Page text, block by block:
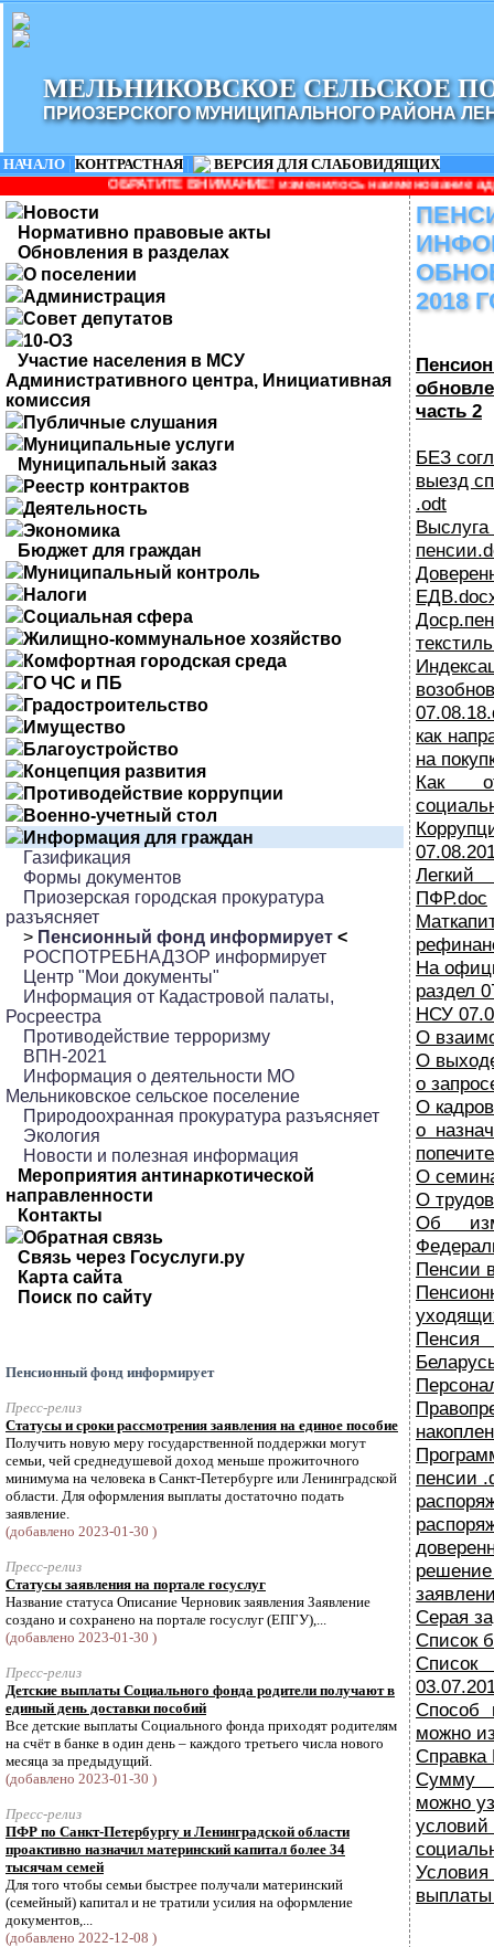
МЕЛЬНИКОВСКОЕ СЕЛЬСКОЕ
ПРИОЗЕРСКОГО МУНИЦИПАЛЬНОГО РАЙОНА
НАЧАЛО | КОНТРАСТНАЯ |
ВЕРСИЯ ДЛЯ СЛАБОВИДЯЩИХ
ВНИМАНИЕ! изменилось наименование администрации:
Новости
Нормативно правовые акты
Обновления в разделах
О поселении
Администрация
Совет депутатов
10-ОЗ
Участие населения в МСУ
Административного центра, Инициативная
комиссия
Публичные слушания
Муниципальные услуги
Муниципальный заказ
Реестр контрактов
Деятельность
Экономика
Бюджет для граждан
Муниципальный контроль
Налоги
Социальная сфера
Жилищно-коммунальное хозяйство
Комфортная городская среда
ГО ЧС и ПБ
Градостроительство
Имущество
Благоустройство
Концепция развития
Противодействие коррупции
Военно-учетный стол
Информация для граждан
Газификация
Формы документов
Приозерская городская прокуратура
разъясняет
> Пенсионный фонд информирует <
РОСПОТРЕБНАДЗОР информирует
Центр "Мои документы"
Информация от Кадастровой палаты,
Росреестра
Противодействие терроризму
ВПН-2021
Информация о деятельности МО
Мельниковское сельское поселение
Природоохранная прокуратура разъясняет
Экология
Новости и полезная информация
Мероприятия антинаркотической
направленности
Контакты
Обратная связь
Связь через Госуслуги.ру
Карта сайта
Поиск по сайту
Пенсионный фонд информирует
Пресс-релиз
Статусы и сроки рассмотрения заявления на единое пособие
Получить новую меру государственной поддержки могут
семьи, чей среднедушевой доход меньше прожиточного
минимума на человека в Санкт-Петербурге или Ленинградской
области. Для оформления выплаты достаточно подать
заявление.
(добавлено 2023-01-30 )
Пресс-релиз
Статусы заявления на портале госуслуг
Название статуса Описание Черновик заявления Заявление
создано и сохранено на портале госуслуг (ЕПГУ),...
(добавлено 2023-01-30 )
Пресс-релиз
Детские выплаты Социального фонда родители получают в
единый день доставки пособий
Все детские выплаты Социального фонда приходят родителям
на счёт в банке в один день – каждого третьего числа нового
месяца за предыдущий.
(добавлено 2023-01-30 )
Пресс-релиз
ПФР по Санкт-Петербургу и Ленинградской области
проактивно назначил материнский капитал более 34
тысячам семей
Для того чтобы семьи быстрее получали материнский
(семейный) капитал и не тратили усилия на оформление
документов,...
(добавлено 2022-12-08 )
2018
часть 2
БЕЗ
выезд
.odt
как
на
Как
Легкий
ПФР.doc
На
раздел
НСУ
О
О
о
О
о
О
О
Об
Пенсии
Пенсия
пенсии
Серая
Список
Список
Способ
можно
Сумму
можно